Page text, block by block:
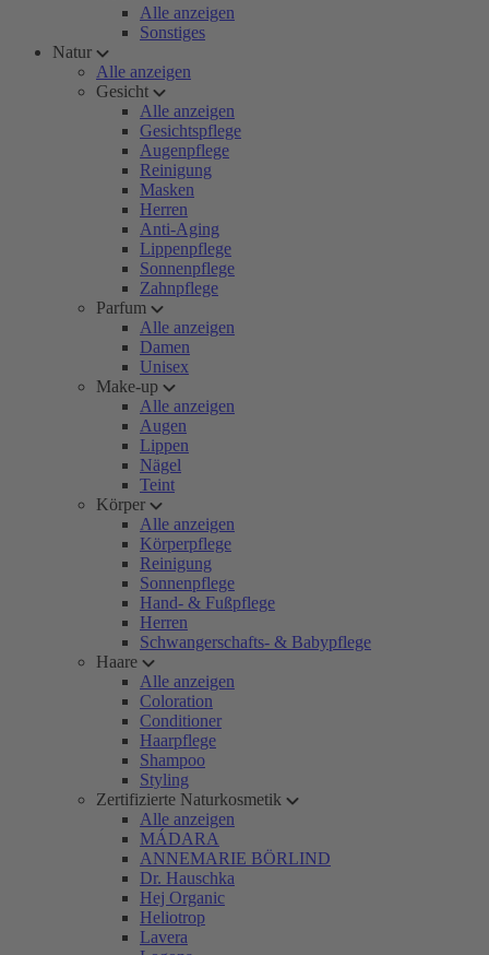
Alle anzeigen
Sonstiges
Natur
Alle anzeigen
Gesicht
Alle anzeigen
Gesichtspflege
Augenpflege
Reinigung
Masken
Herren
Anti-Aging
Lippenpflege
Sonnenpflege
Zahnpflege
Parfum
Alle anzeigen
Damen
Unisex
Make-up
Alle anzeigen
Augen
Lippen
Nägel
Teint
Körper
Alle anzeigen
Körperpflege
Reinigung
Sonnenpflege
Hand- & Fußpflege
Herren
Schwangerschafts- & Babypflege
Haare
Alle anzeigen
Coloration
Conditioner
Haarpflege
Shampoo
Styling
Zertifizierte Naturkosmetik
Alle anzeigen
MÁDARA
ANNEMARIE BÖRLIND
Dr. Hauschka
Hej Organic
Heliotrop
Lavera